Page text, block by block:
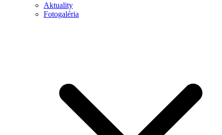
Aktuality
Fotogaléria